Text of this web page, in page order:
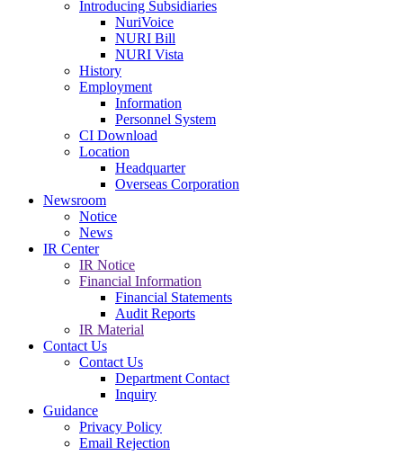
Introducing Subsidiaries
NuriVoice
NURI Bill
NURI Vista
History
Employment
Information
Personnel System
CI Download
Location
Headquarter
Overseas Corporation
Newsroom
Notice
News
IR Center
IR Notice
Financial Information
Financial Statements
Audit Reports
IR Material
Contact Us
Contact Us
Department Contact
Inquiry
Guidance
Privacy Policy
Email Rejection